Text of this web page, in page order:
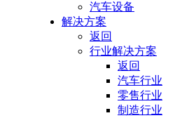
汽车设备
解决方案
返回
行业解决方案
返回
汽车行业
零售行业
制造行业